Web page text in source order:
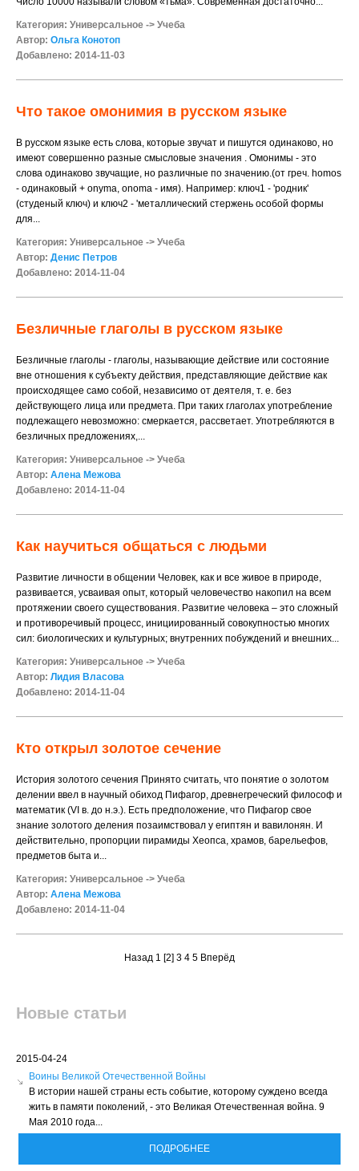
Категория: Универсальное -> Учеба
Автор: Ольга Конотоп
Добавлено: 2014-11-03
Что такое омонимия в русском языке
В русском языке есть слова, которые звучат и пишутся одинаково, но
имеют совершенно разные смысловые значения . Омонимы - это
слова одинаково звучащие, но различные по значению.(от греч. homos
- одинаковый + onyma, onomа - имя). Например: ключ1 - 'родник'
(студеный ключ) и ключ2 - 'металлический стержень особой формы
для...
Категория: Универсальное -> Учеба
Автор: Денис Петров
Добавлено: 2014-11-04
Безличные глаголы в русском языке
Безличные глаголы - глаголы, называющие действие или состояние
вне отношения к субъекту действия, представляющие действие как
происходящее само собой, независимо от деятеля, т. е. без
действующего лица или предмета. При таких глаголах употребление
подлежащего невозможно: смеркается, рассветает. Употребляются в
безличных предложениях,...
Категория: Универсальное -> Учеба
Автор: Алена Межова
Добавлено: 2014-11-04
Как научиться общаться с людьми
Развитие личности в общении Человек, как и все живое в природе,
развивается, усваивая опыт, который человечество накопил на всем
протяжении своего существования. Развитие человека – это сложный
и противоречивый процесс, инициированный совокупностью многих
сил: биологических и культурных; внутренних побуждений и внешних...
Категория: Универсальное -> Учеба
Автор: Лидия Власова
Добавлено: 2014-11-04
Кто открыл золотое сечение
История золотого сечения Принято считать, что понятие о золотом
делении ввел в научный обиход Пифагор, древнегреческий философ и
математик (VI в. до н.э.). Есть предположение, что Пифагор свое
знание золотого деления позаимствовал у египтян и вавилонян. И
действительно, пропорции пирамиды Хеопса, храмов, барельефов,
предметов быта и...
Категория: Универсальное -> Учеба
Автор: Алена Межова
Добавлено: 2014-11-04
Назад 1 [2] 3 4 5 Вперёд
Новые статьи
2015-04-24
Воины Великой Отечественной Войны
В истории нашей страны есть событие, которому суждено всегда
жить в памяти поколений, - это Великая Отечественная война. 9
Мая 2010 года...
ПОДРОБНЕЕ